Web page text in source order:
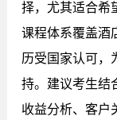
择，尤其适合希
课程体系覆盖酒
历受国家认可，
持。建议考生结
收益分析、客户